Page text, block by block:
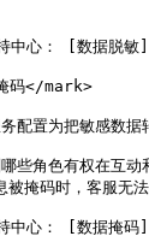
支持中心： [
</mark>
务配置为把敏感
些角色有权在互
掩码时，客服无
支持中心： [